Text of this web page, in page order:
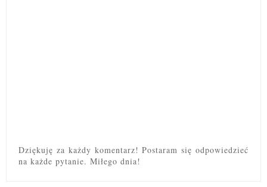
Dziękuję za każdy komentarz! Postaram się odpowiedzieć
na każde pytanie. Miłego dnia!